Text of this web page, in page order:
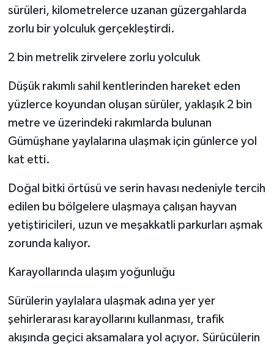
sürüleri, kilometrelerce uzanan güzergahlarda
zorlu bir yolculuk gerçekleştirdi.
2 bin metrelik zirvelere zorlu yolculuk
Düşük rakımlı sahil kentlerinden hareket eden
yüzlerce koyundan oluşan sürüler, yaklaşık 2 bin
metre ve üzerindeki rakımlarda bulunan
Gümüşhane yaylalarına ulaşmak için günlerce yol
kat etti.
Doğal bitki örtüsü ve serin havası nedeniyle tercih
edilen bu bölgelere ulaşmaya çalışan hayvan
yetiştiricileri, uzun ve meşakkatli parkurları aşmak
zorunda kalıyor.
Karayollarında ulaşım yoğunluğu
Sürülerin yaylalara ulaşmak adına yer yer
şehirlerarası karayollarını kullanması, trafik
akışında geçici aksamalara yol açıyor. Sürücülerin